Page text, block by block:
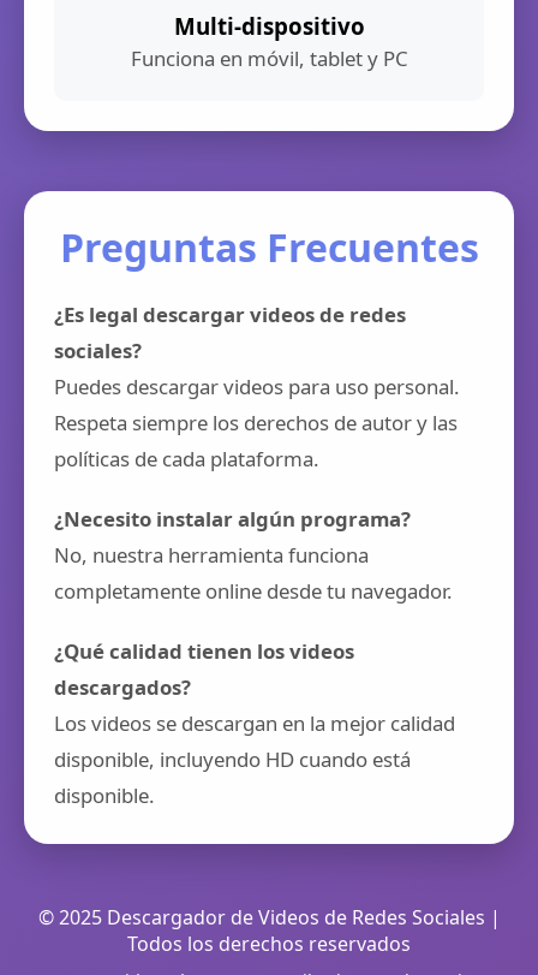
Multi-dispositivo
Funciona en móvil, tablet y PC
Preguntas Frecuentes
¿Es legal descargar videos de redes
sociales?
Puedes descargar videos para uso personal.
Respeta siempre los derechos de autor y las
políticas de cada plataforma.
¿Necesito instalar algún programa?
No, nuestra herramienta funciona
completamente online desde tu navegador.
¿Qué calidad tienen los videos
descargados?
Los videos se descargan en la mejor calidad
disponible, incluyendo HD cuando está
disponible.
© 2025 Descargador de Videos de Redes Sociales |
Todos los derechos reservados